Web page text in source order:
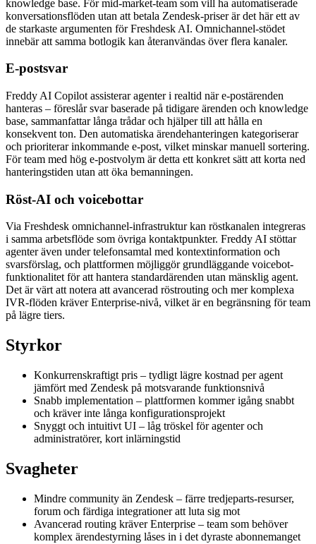
knowledge base. För mid-market-team som vill ha automatiserade
konversationsflöden utan att betala Zendesk-priser är det här ett av
de starkaste argumenten för Freshdesk AI. Omnichannel-stödet
innebär att samma botlogik kan återanvändas över flera kanaler.
E-postsvar
Freddy AI Copilot assisterar agenter i realtid när e-postärenden
hanteras – föreslår svar baserade på tidigare ärenden och knowledge
base, sammanfattar långa trådar och hjälper till att hålla en
konsekvent ton. Den automatiska ärendehanteringen kategoriserar
och prioriterar inkommande e-post, vilket minskar manuell sortering.
För team med hög e-postvolym är detta ett konkret sätt att korta ned
hanteringstiden utan att öka bemanningen.
Röst-AI och voicebottar
Via Freshdesk omnichannel-infrastruktur kan röstkanalen integreras
i samma arbetsflöde som övriga kontaktpunkter. Freddy AI stöttar
agenter även under telefonsamtal med kontextinformation och
svarsförslag, och plattformen möjliggör grundläggande voicebot-
funktionalitet för att hantera standardärenden utan mänsklig agent.
Det är värt att notera att avancerad röstrouting och mer komplexa
IVR-flöden kräver Enterprise-nivå, vilket är en begränsning för team
på lägre tiers.
Styrkor
Konkurrenskraftigt pris – tydligt lägre kostnad per agent
jämfört med Zendesk på motsvarande funktionsnivå
Snabb implementation – plattformen kommer igång snabbt
och kräver inte långa konfigurationsprojekt
Snyggt och intuitivt UI – låg tröskel för agenter och
administratörer, kort inlärningstid
Svagheter
Mindre community än Zendesk – färre tredjeparts-resurser,
forum och färdiga integrationer att luta sig mot
Avancerad routing kräver Enterprise – team som behöver
komplex ärendestyrning låses in i det dyraste abonnemanget